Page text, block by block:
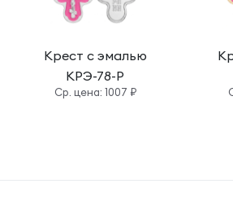
Крест с эмалью
КРЭ-78-Р
Cр. цена: 1007 ₽